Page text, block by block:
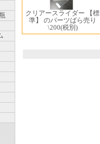
クリアースライダー 【標
準】 のパーツばら売り
\200(税別)